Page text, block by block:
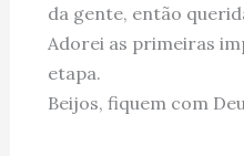
da gente, então
Adorei as primeiras
etapa.
Beijos, fiquem com